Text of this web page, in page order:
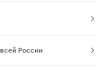
России